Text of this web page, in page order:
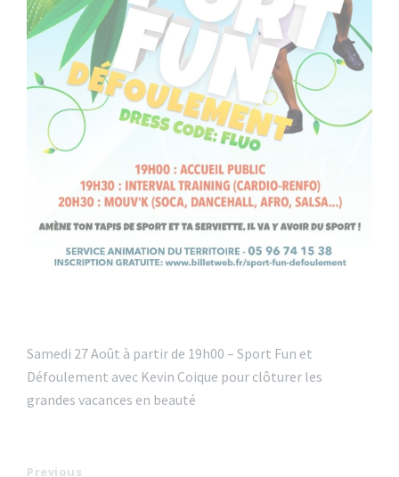
Samedi 27 Août à partir de 19h00 – Sport Fun et
Défoulement avec Kevin Coique pour clôturer les
grandes vacances en beauté
Previous